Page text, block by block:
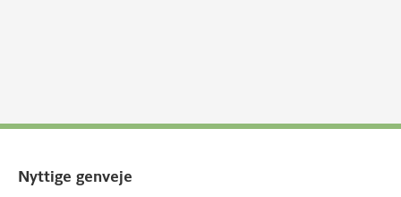
Nyttige genveje